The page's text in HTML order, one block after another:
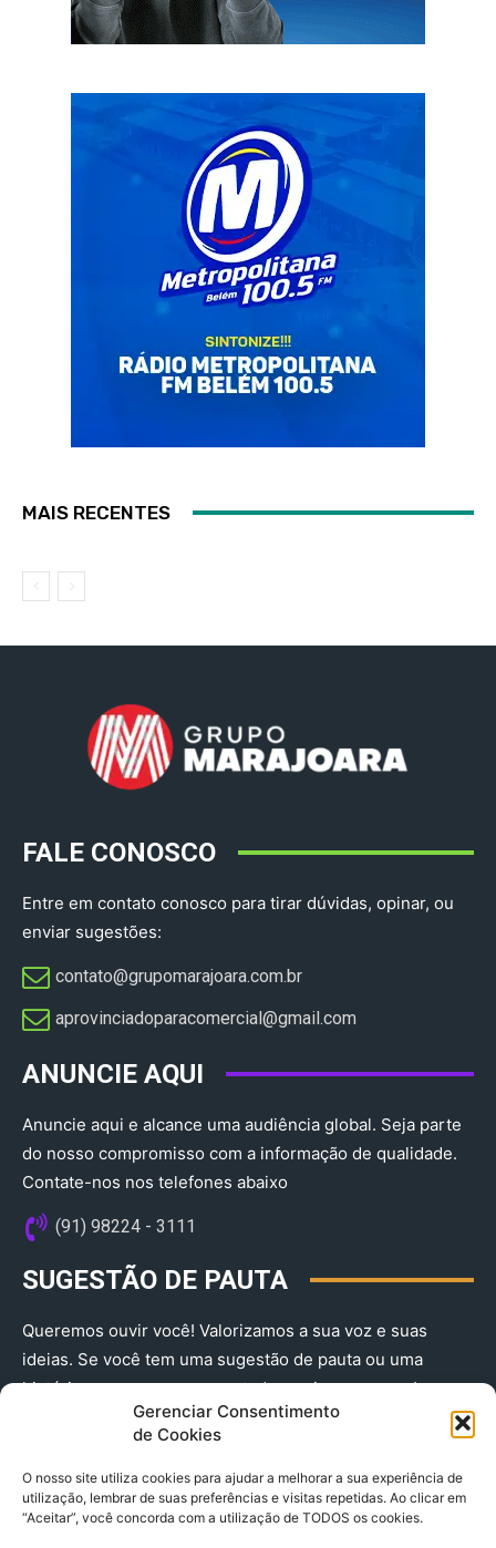
Gerenciar Consentimento
de Cookies
O nosso site utiliza cookies para ajudar a melhorar a sua experiência de
utilização, lembrar de suas preferências e visitas repetidas. Ao clicar em
“Aceitar”, você concorda com a utilização de TODOS os cookies.
MAIS RECENTES
FALE CONOSCO
Entre em contato conosco para tirar dúvidas, opinar, ou
enviar sugestões:
contato@grupomarajoara.com.br
aprovinciadoparacomercial@gmail.com​
ANUNCIE AQUI
Anuncie aqui e alcance uma audiência global. Seja parte
do nosso compromisso com a informação de qualidade.
Contate-nos nos telefones abaixo
(91) 98224 - 3111
SUGESTÃO DE PAUTA
Queremos ouvir você! Valorizamos a sua voz e suas
ideias. Se você tem uma sugestão de pauta ou uma
história que merece ser contada, envie-nos agora!
(91) 98224 - 3111